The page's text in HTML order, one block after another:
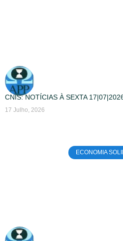
CNIS: NOTÍCIAS À SEXTA
17 Julho, 2026
ECONOMIA